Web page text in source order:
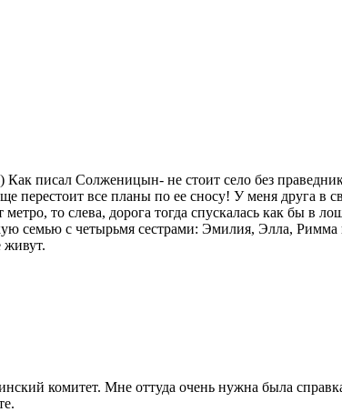
писал Солженицын- не стоит село без
перестоит все планы по ее сносу! У меня друга в
то слева, дорога тогда спускалась как бы в
семью с четырьмя сестрами: Эмилия, Элла,
комитет. Мне оттуда очень нужна была